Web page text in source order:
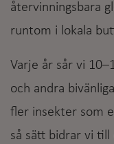
återvinningsbara
runtom i lokala
Varje år sår vi
och andra
fler insekter som
så sätt bidrar vi till